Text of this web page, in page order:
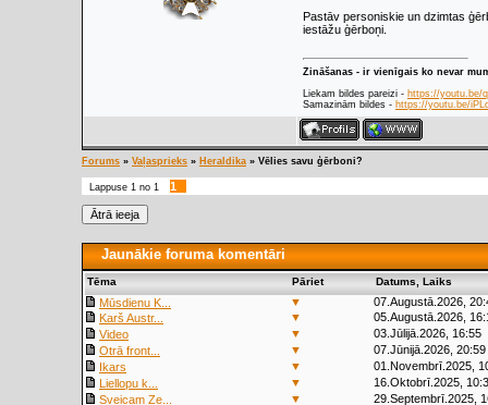
Pastāv personiskie un dzimtas
iestāžu ģērboņi.
Zināšanas - ir vienīgais ko nevar
Liekam bildes pareizi - https://youtu.be/
Samazinām bildes - https://youtu.be/
Forums » Vaļasprieks » Heraldika » Vēlies savu ģērboni?
Lappuse 1 no 1 1
Jaunākie foruma komentāri
Tēma Pāriet Datums, Laiks
Mūsdienu K... ▼
07.Augustā.2026,
Karš Austr...
▼
05.Augustā.2026,
Video
▼
03.Jūlijā.2026, 16:55
Otrā front...
▼
07.Jūnijā.2026, 20:59
Ikars
▼
01.Novembrī.2025,
Liellopu k...
▼
16.Oktobrī.2025,
Sveicam Ze...
▼
29.Septembrī.2025,